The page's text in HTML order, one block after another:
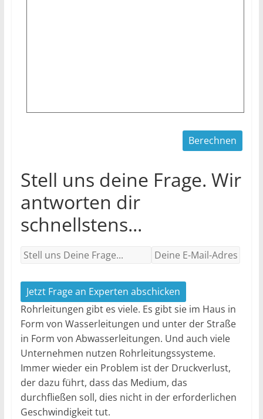
Stell uns deine Frage. Wir
antworten dir
schnellstens...
Jetzt Frage an Experten abschicken
Rohrleitungen gibt es viele. Es gibt sie im Haus in
Form von Wasserleitungen und unter der Straße
in Form von Abwasserleitungen. Und auch viele
Unternehmen nutzen Rohrleitungssysteme.
Immer wieder ein Problem ist der Druckverlust,
der dazu führt, dass das Medium, das
durchfließen soll, dies nicht in der erforderlichen
Geschwindigkeit tut.